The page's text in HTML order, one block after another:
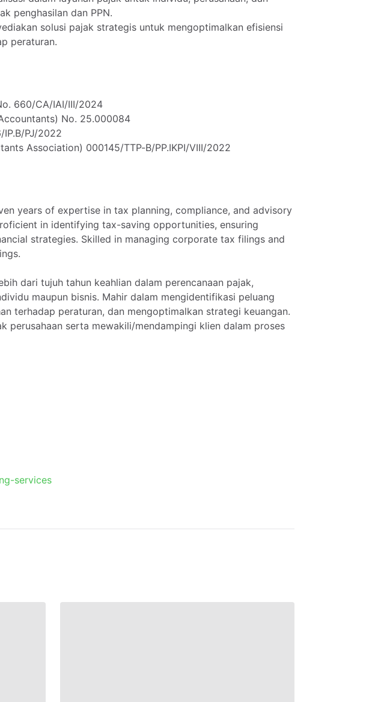
penghasilan dan PPN.
solusi pajak strategis untuk mengoptimalkan efisiensi
peraturan.
660​/​CA​/​IAI​/​III​/​2024
No. 25.000084
​/​IP.B​/​PJ​/​2022
Association) 000145​/​TTP-B​/​PP.IKPI​/​VIII​/​2022
years of expertise in tax planning, compliance, and advisory
in identifying tax-saving opportunities, ensuring
strategies. Skilled in managing corporate tax filings and
dari tujuh tahun keahlian dalam perencanaan pajak,
maupun bisnis. Mahir dalam mengidentifikasi peluang
terhadap peraturan, dan mengoptimalkan strategi keuangan.
perusahaan serta mewakili​/​mendampingi klien dalam proses
services